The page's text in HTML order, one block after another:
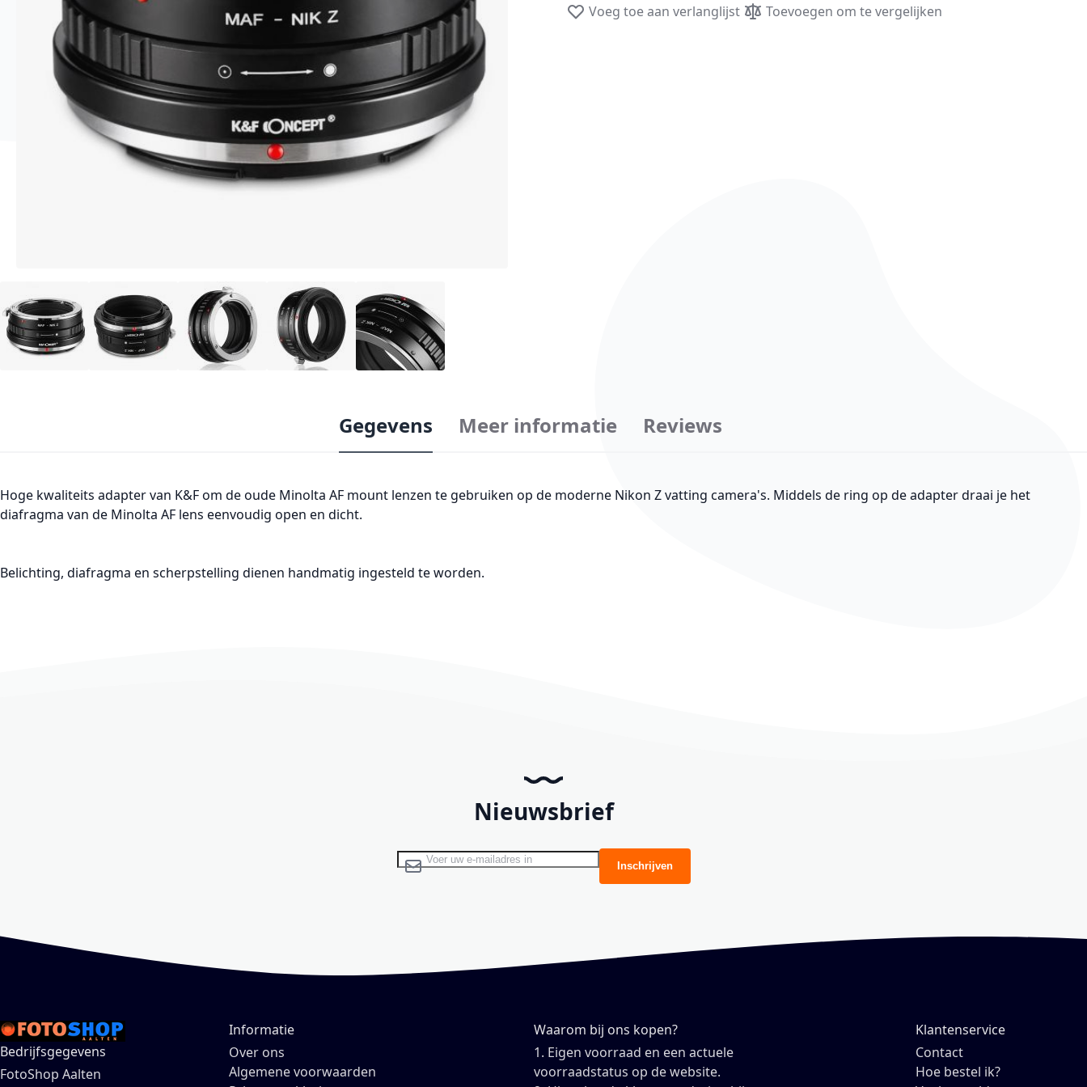
Voeg toe aan verlanglijst Toevoegen om te vergelijken
Gegevens
Hoge kwaliteits adapter van K&F om de oude Minolta AF mount lenzen te gebruiken op de moderne Nikon Z vatting camera's. Middels de ring op de adapter draai je het
diafragma van de Minolta AF lens eenvoudig open en dicht.
Belichting, diafragma en scherpstelling dienen handmatig ingesteld te worden.
Meer informatie Reviews
Nieuwsbrief
Abonneer u op onze nieuwsbrief Inschrijven
Bedrijfsgegevens
FotoShop Aalten
Informatie
Over ons
Algemene voorwaarden
Waarom bij ons kopen?
1. Eigen voorraad en een actuele
voorraadstatus op de website.
Klantenservice
Contact
Hoe bestel ik?